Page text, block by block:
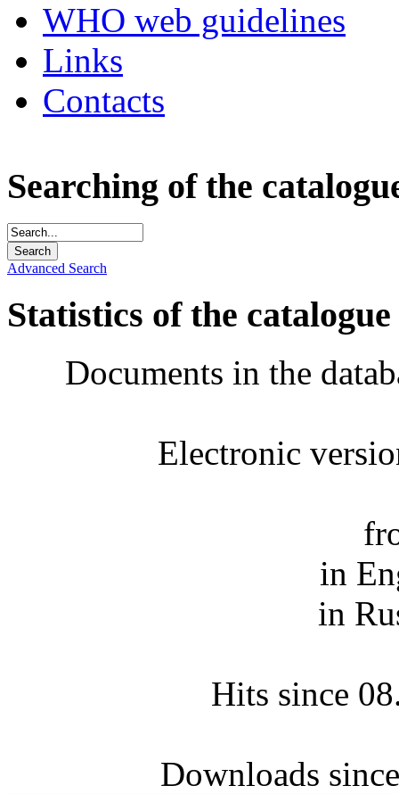
WHO web guidelines
Links
Contacts
Searching of the
Advanced Search
Statistics of the catalogue
Documents in the
Electronic
in
in
Hits since
Downloads